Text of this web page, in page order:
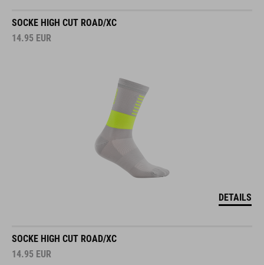
SOCKE HIGH CUT ROAD/XC
14.95 EUR
DETAILS
SOCKE HIGH CUT ROAD/XC
14.95 EUR